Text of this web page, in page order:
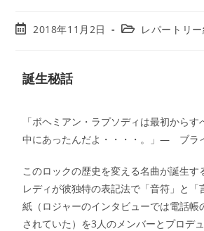
2018年11月2日 レパートリ
誕生秘話
「ボヘミアン・ラプソディは最初から
中にあったんだよ・・・・。」― ブ
このロックの歴史を変える名曲が誕生す
レディが彼独特の表記法で「音符」と「
紙（ロジャーのインタビューでは電話帳
されていた）を3人のメンバーとプロデ